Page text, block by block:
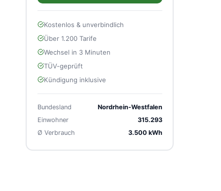
Kostenlos & unverbindlich
Über 1.200 Tarife
Wechsel in 3 Minuten
TÜV-geprüft
Kündigung inklusive
Bundesland
Nordrhein-Westfalen
Einwohner
315.293
Ø Verbrauch
3.500 kWh